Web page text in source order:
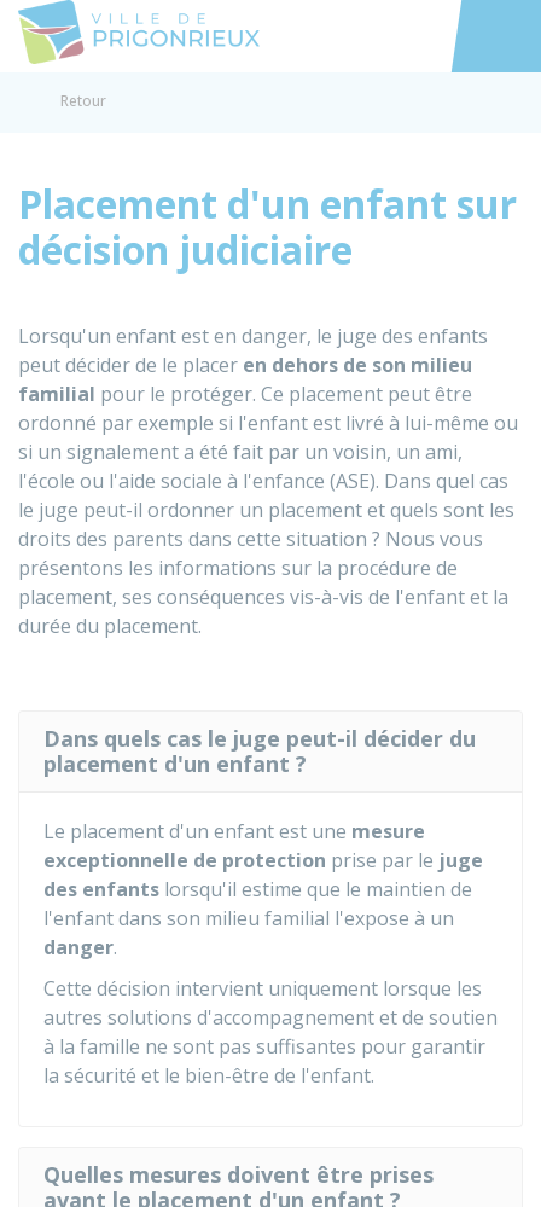
Accéder
Retour
Placement d'un enfant sur
décision judiciaire
Lorsqu'un enfant est en danger, le juge des enfants
peut décider de le placer en dehors de son milieu
familial pour le protéger. Ce placement peut être
ordonné par exemple si l'enfant est livré à lui-même ou
si un signalement a été fait par un voisin, un ami,
l'école ou l'aide sociale à l'enfance (ASE). Dans quel cas
le juge peut-il ordonner un placement et quels sont les
droits des parents dans cette situation ? Nous vous
présentons les informations sur la procédure de
placement, ses conséquences vis-à-vis de l'enfant et la
durée du placement.
Dans quels cas le juge peut-il décider du
placement d'un enfant ?
Le placement d'un enfant est une mesure
exceptionnelle de protection prise par le juge
des enfants lorsqu'il estime que le maintien de
l'enfant dans son milieu familial l'expose à un
danger.
Cette décision intervient uniquement lorsque les
autres solutions d'accompagnement et de soutien
à la famille ne sont pas suffisantes pour garantir
la sécurité et le bien-être de l'enfant.
Quelles mesures doivent être prises
avant le placement d'un enfant ?